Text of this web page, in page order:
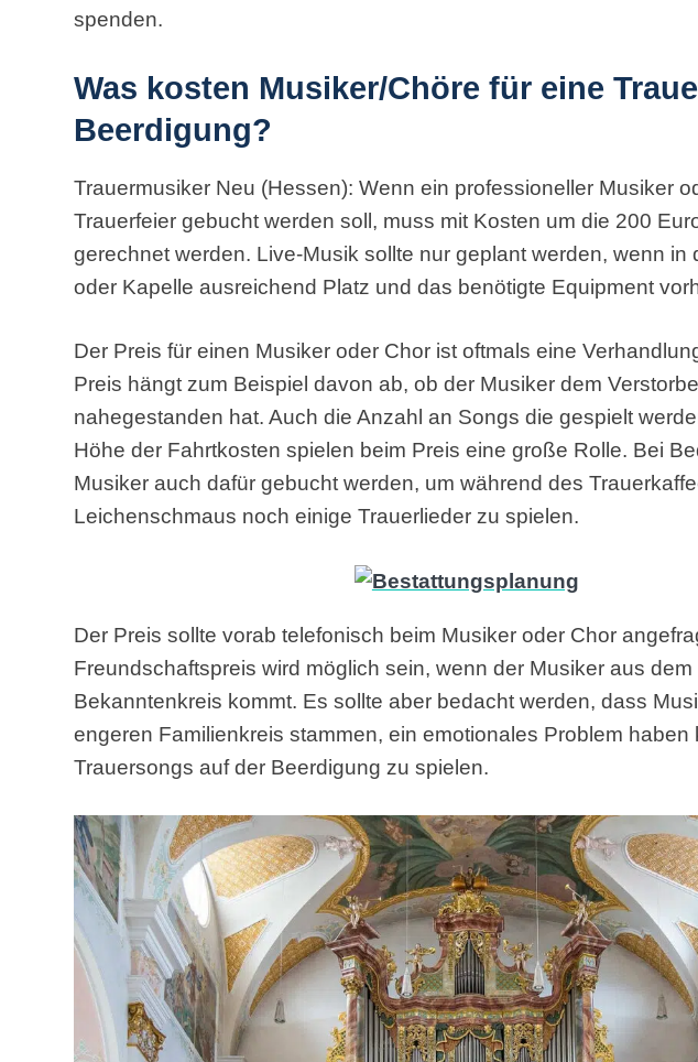
spenden.
Was kosten Musiker/Chöre für eine
Beerdigung?
Trauermusiker Neu (Hessen): Wenn ein professioneller Musiker
Trauerfeier gebucht werden soll, muss mit Kosten um die 200
gerechnet werden. Live-Musik sollte nur geplant werden, wenn in
oder Kapelle ausreichend Platz und das benötigte Equipment
Der Preis für einen Musiker oder Chor ist oftmals eine
Preis hängt zum Beispiel davon ab, ob der Musiker dem
nahegestanden hat. Auch die Anzahl an Songs die gespielt
Höhe der Fahrtkosten spielen beim Preis eine große Rolle. Bei
Musiker auch dafür gebucht werden, um während des
Leichenschmaus noch einige Trauerlieder zu spielen.
Der Preis sollte vorab telefonisch beim Musiker oder Chor
Freundschaftspreis wird möglich sein, wenn der Musiker aus
Bekanntenkreis kommt. Es sollte aber bedacht werden, dass
engeren Familienkreis stammen, ein emotionales Problem haben
Trauersongs auf der Beerdigung zu spielen.